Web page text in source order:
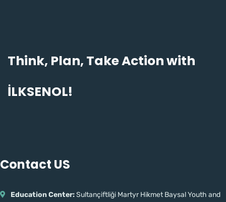
Think, Plan, Take Action with
İLKSENOL!
Contact US
Education Center:Sultançiftliği Martyr Hikmet Baysal Youth and